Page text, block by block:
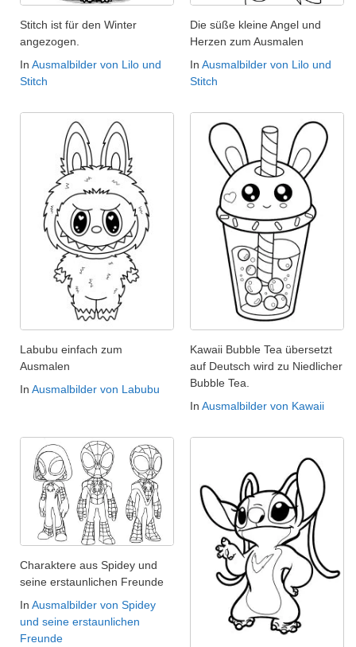
Stitch ist für den Winter
angezogen.
In Ausmalbilder von Lilo und
Stitch
Die süße kleine Angel und
Herzen zum Ausmalen
In Ausmalbilder von Lilo und
Stitch
Labubu einfach zum
Ausmalen
In Ausmalbilder von Labubu
Kawaii Bubble Tea übersetzt
auf Deutsch wird zu Niedlicher
Bubble Tea.
In Ausmalbilder von Kawaii
Charaktere aus Spidey und
seine erstaunlichen Freunde
In Ausmalbilder von Spidey
und seine erstaunlichen
Freunde